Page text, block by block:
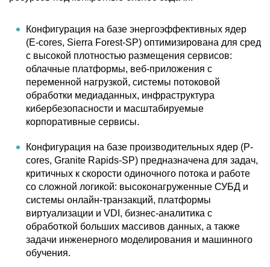
Конфигурация на базе энергоэффективных ядер
(E-cores, Sierra Forest-SP) оптимизирована для сред
с высокой плотностью размещения сервисов:
облачные платформы, веб-приложения с
переменной нагрузкой, системы потоковой
обработки медиаданных, инфраструктура
кибербезопасности и масштабируемые
корпоративные сервисы.
Конфигурация на базе производительных ядер (P-
cores, Granite Rapids-SP) предназначена для задач,
критичных к скорости одиночного потока и работе
со сложной логикой: высоконагруженные СУБД и
системы онлайн-транзакций, платформы
виртуализации и VDI, бизнес-аналитика с
обработкой больших массивов данных, а также
задачи инженерного моделирования и машинного
обучения.